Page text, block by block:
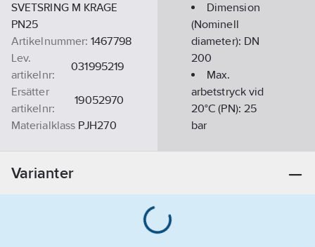
SVETSRING M KRAGE
PN25
Artikelnummer: 1467798
Lev.
artikelnr:
031995219
Ersätter
artikelnr:
19052970
Materialklass PJH270
Dimension
(Nominell
diameter): DN
200
Max.
arbetstryck vid
20°C (PN): 25
bar
Vikt:6.6kg
Varianter